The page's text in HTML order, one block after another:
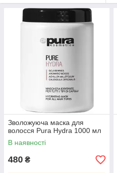
Зволожуюча маска для
волосся Pura Hydra 1000 мл
В наявності
480 ₴